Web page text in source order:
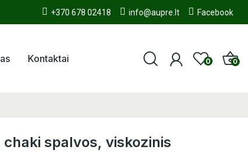
+370 678 02418 info@aupre.lt Facebook
Kontaktai 0 0
spalvos, viskozinis